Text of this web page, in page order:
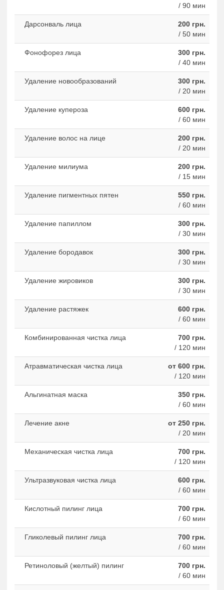
/ 90 мин
Дарсонваль лица
200 грн.
/ 50 мин
Фонофорез лица
300 грн.
/ 40 мин
Удаление новообразований
300 грн.
/ 20 мин
Удаление купероза
600 грн.
/ 60 мин
Удаление волос на лице
200 грн.
/ 20 мин
Удаление милиума
200 грн.
/ 15 мин
Удаление пигментных пятен
550 грн.
/ 60 мин
Удаление папиллом
300 грн.
/ 30 мин
Удаление бородавок
300 грн.
/ 30 мин
Удаление жировиков
300 грн.
/ 30 мин
Удаление растяжек
600 грн.
/ 60 мин
Комбинированная чистка лица
700 грн.
/ 120 мин
Атравматическая чистка лица
от 600 грн.
/ 120 мин
Альгинатная маска
350 грн.
/ 60 мин
Лечение акне
от 250 грн.
/ 20 мин
Механическая чистка лица
700 грн.
/ 120 мин
Ультразвуковая чистка лица
600 грн.
/ 60 мин
Кислотный пилинг лица
700 грн.
/ 60 мин
Гликолевый пилинг лица
700 грн.
/ 60 мин
Ретиноловый (желтый) пилинг
700 грн.
/ 60 мин